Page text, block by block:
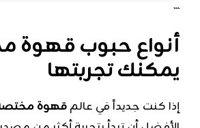
أنواع حبوب قهوة
يمكنك تجربتها
إذا كنت جديداً في عالمقهوة مختصة